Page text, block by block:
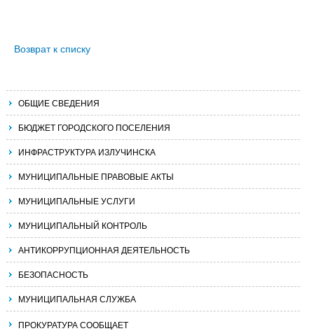
Возврат к списку
ОБЩИЕ СВЕДЕНИЯ
БЮДЖЕТ ГОРОДСКОГО ПОСЕЛЕНИЯ
ИНФРАСТРУКТУРА ИЗЛУЧИНСКА
МУНИЦИПАЛЬНЫЕ ПРАВОВЫЕ АКТЫ
МУНИЦИПАЛЬНЫЕ УСЛУГИ
МУНИЦИПАЛЬНЫЙ КОНТРОЛЬ
АНТИКОРРУПЦИОННАЯ ДЕЯТЕЛЬНОСТЬ
БЕЗОПАСНОСТЬ
МУНИЦИПАЛЬНАЯ СЛУЖБА
ПРОКУРАТУРА СООБЩАЕТ